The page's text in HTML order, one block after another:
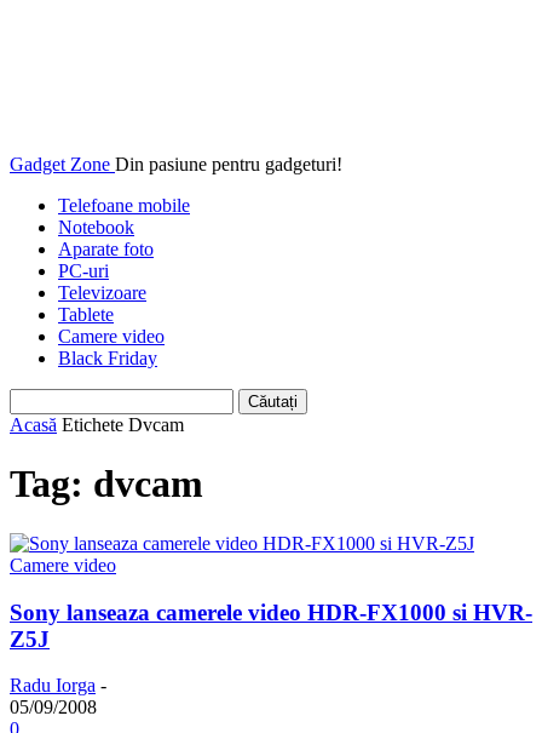
Gadget Zone Din pasiune pentru gadgeturi!
Telefoane mobile
Notebook
Aparate foto
PC-uri
Televizoare
Tablete
Camere video
Black Friday
Acasă Etichete Dvcam
Tag: dvcam
Camere video
Sony lanseaza camerele video HDR-FX1000 si HVR-
Z5J
Radu Iorga -
05/09/2008